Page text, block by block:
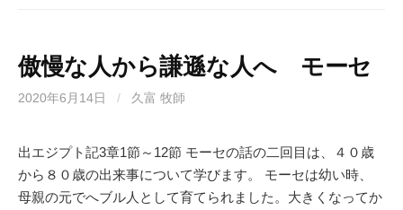
傲慢な人から謙遜な人へ モーセ
2020年6月14日 / 久富 牧師
出エジプト記3章1節～12節 モーセの話の二回目は、４０歳
から８０歳の出来事について学びます。 モーセは幼い時、
母親の元でへブル人として育てられました。大きくなってか